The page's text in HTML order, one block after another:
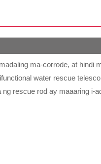
ma-corrode, at hindi
water rescue
rescue rod ay maaaring i-